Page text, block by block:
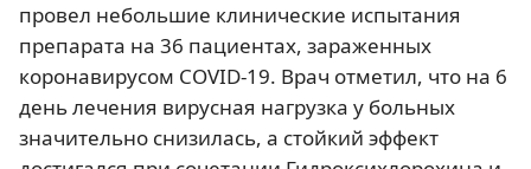
провел небольшие клинические испытания
препарата на 36 пациентах, зараженных
коронавирусом COVID-19. Врач отметил, что на 6
день лечения вирусная нагрузка у больных
значительно снизилась, а стойкий эффект